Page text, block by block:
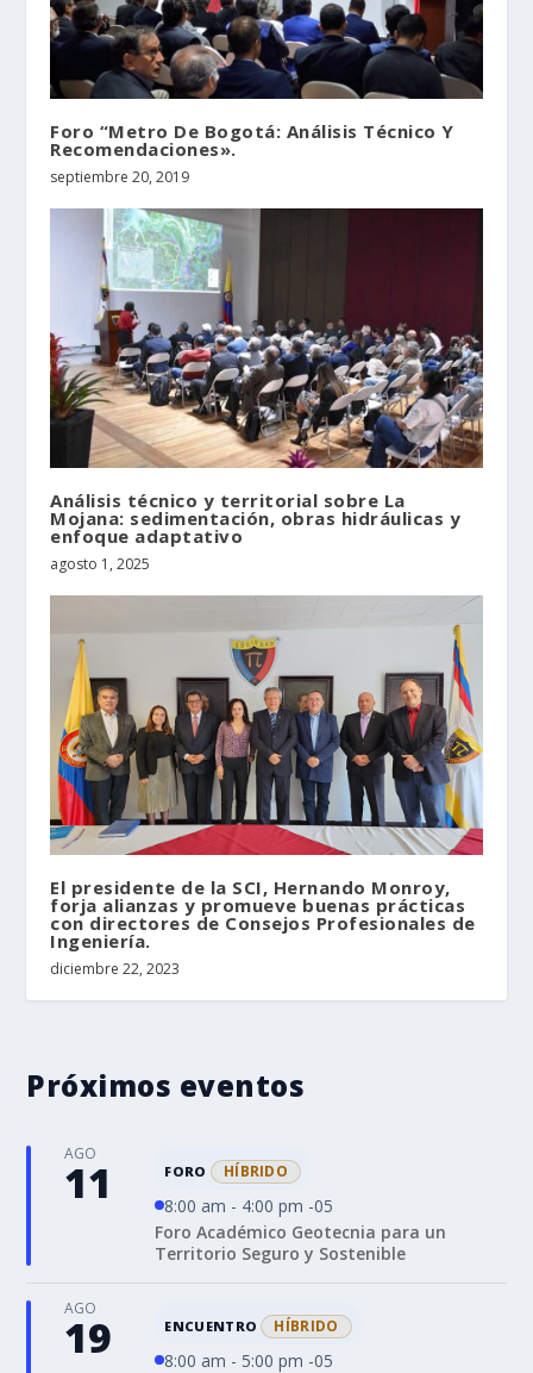
Foro “Metro De Bogotá: Análisis Técnico Y
Recomendaciones».
septiembre 20, 2019
Análisis técnico y territorial sobre La
Mojana: sedimentación, obras hidráulicas y
enfoque adaptativo
agosto 1, 2025
El presidente de la SCI, Hernando Monroy,
forja alianzas y promueve buenas prácticas
con directores de Consejos Profesionales de
Ingeniería.
diciembre 22, 2023
Próximos eventos
AGO
11 FORO HÍBRIDO
8:00 am - 4:00 pm -05
Foro Académico Geotecnia para un
Territorio Seguro y Sostenible
AGO
19 ENCUENTRO HÍBRIDO
8:00 am - 5:00 pm -05